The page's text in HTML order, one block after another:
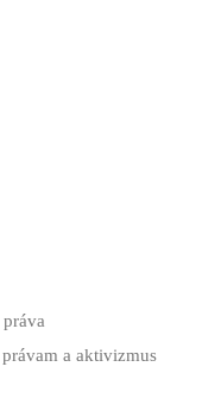
a aktivizmus